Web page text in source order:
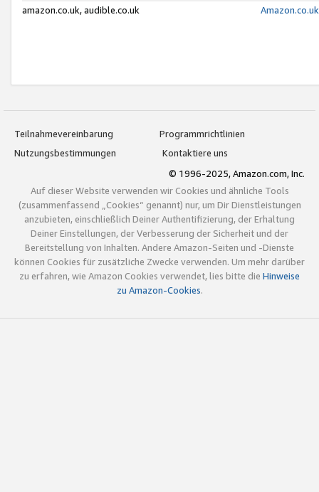
amazon.co.uk, audible.co.uk
Teilnahmevereinbarung
Programmrichtlinien
Nutzungsbestimmungen
Kontaktiere uns
© 1996-2025, Amazon.com, Inc.
Auf dieser Website verwenden wir Cookies und ähnliche Tools
(zusammenfassend „Cookies“ genannt) nur, um Dir Dienstleistungen
anzubieten, einschließlich Deiner Authentifizierung, der Erhaltung
Deiner Einstellungen, der Verbesserung der Sicherheit und der
Bereitstellung von Inhalten. Andere Amazon-Seiten und -Dienste
können Cookies für zusätzliche Zwecke verwenden. Um mehr darüber
zu erfahren, wie Amazon Cookies verwendet, lies bitte die Hinweise
zu Amazon-Cookies.